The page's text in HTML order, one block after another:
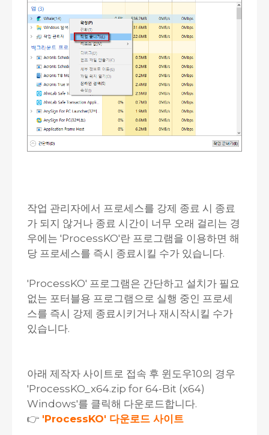
작업 관리자에서 프로세스를 강제 종료 시 종료
가 되지 않거나 종료 시간이 너무 오래 걸리는 경
우에는 'ProcessKO'란 프로그램을 이용하면 해
당 프로세스를 즉시 종료시킬 수가 있습니다.
'ProcessKO' 프로그램은 간단하고 설치가 필요
없는 포터블용 프로그램으로 실행 중인 프로세
스를 즉시 강제 종료시키거나 재시작시킬 수가
있습니다.
아래 제작자 사이트로 접속 후 윈도우10의 경우
'ProcessKO_x64.zip for 64-Bit (x64)
Windows'를 클릭해 다운로드합니다.
👉 'ProcessKO' 다운로드 사이트